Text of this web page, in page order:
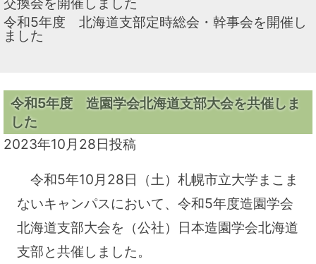
令和5年度 北海道支部定時総会・幹事会を開催し
ました
令和5年度 造園学会北海道支部大会を共催しま
した
2023年10月28日投稿
令和5年10月28日（土）札幌市立大学まこま
ないキャンパスにおいて、令和5年度造園学会
北海道支部大会を（公社）日本造園学会北海道
支部と共催しました。